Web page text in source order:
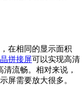
在相同的显示面积
拼接屏可以实现高清
流畅。相对来说，
屏需要放大很多。